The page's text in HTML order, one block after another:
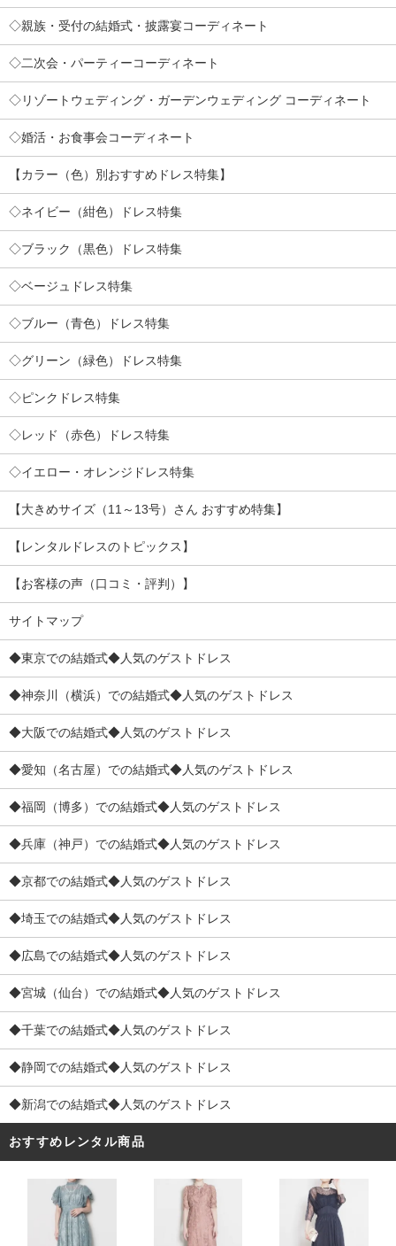
◇親族・受付の結婚式・披露宴コーディネート
◇二次会・パーティーコーディネート
◇リゾートウェディング・ガーデンウェディング コーディネート
◇婚活・お食事会コーディネート
【カラー（色）別おすすめドレス特集】
◇ネイビー（紺色）ドレス特集
◇ブラック（黒色）ドレス特集
◇ベージュドレス特集
◇ブルー（青色）ドレス特集
◇グリーン（緑色）ドレス特集
◇ピンクドレス特集
◇レッド（赤色）ドレス特集
◇イエロー・オレンジドレス特集
【大きめサイズ（11～13号）さん おすすめ特集】
【レンタルドレスのトピックス】
【お客様の声（口コミ・評判）】
サイトマップ
◆東京での結婚式◆人気のゲストドレス
◆神奈川（横浜）での結婚式◆人気のゲストドレス
◆大阪での結婚式◆人気のゲストドレス
◆愛知（名古屋）での結婚式◆人気のゲストドレス
◆福岡（博多）での結婚式◆人気のゲストドレス
◆兵庫（神戸）での結婚式◆人気のゲストドレス
◆京都での結婚式◆人気のゲストドレス
◆埼玉での結婚式◆人気のゲストドレス
◆広島での結婚式◆人気のゲストドレス
◆宮城（仙台）での結婚式◆人気のゲストドレス
◆千葉での結婚式◆人気のゲストドレス
◆静岡での結婚式◆人気のゲストドレス
◆新潟での結婚式◆人気のゲストドレス
おすすめレンタル商品